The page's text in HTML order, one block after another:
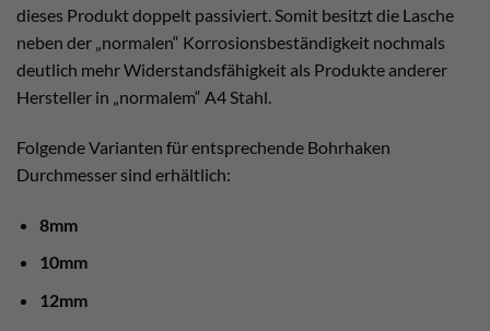
dieses Produkt doppelt passiviert. Somit besitzt die Lasche
neben der „normalen“ Korrosionsbeständigkeit nochmals
deutlich mehr Widerstandsfähigkeit als Produkte anderer
Hersteller in „normalem“ A4 Stahl.
Folgende Varianten für entsprechende Bohrhaken
Durchmesser sind erhältlich:
8mm
10mm
12mm